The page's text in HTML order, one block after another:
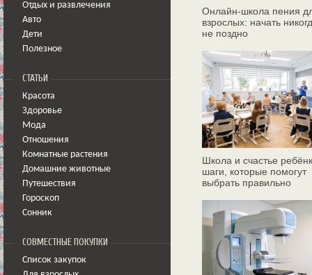
Отдых и развлечения
Авто
Дети
Полезное
СТАТЬИ
Красота
Здоровье
Мода
Отношения
Комнатные растения
Домашние животные
Путешествия
Гороскоп
Сонник
СОВМЕСТНЫЕ ПОКУПКИ
Список закупок
Онлайн‑школа пения
взрослых: начать
не поздно
Школа и счастье
шаги, которые помогут
выбрать правильно